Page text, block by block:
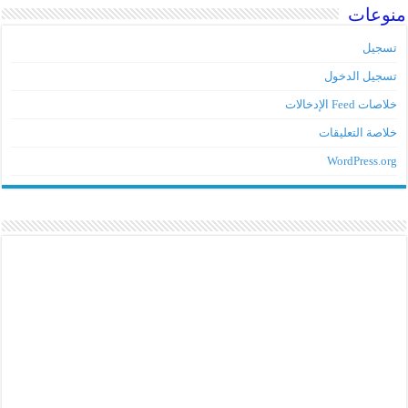
منوعات
تسجيل
تسجيل الدخول
خلاصات Feed الإدخالات
خلاصة التعليقات
WordPress.org